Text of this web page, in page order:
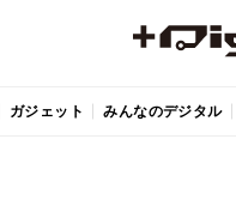
ガジェット みんなのデジタル